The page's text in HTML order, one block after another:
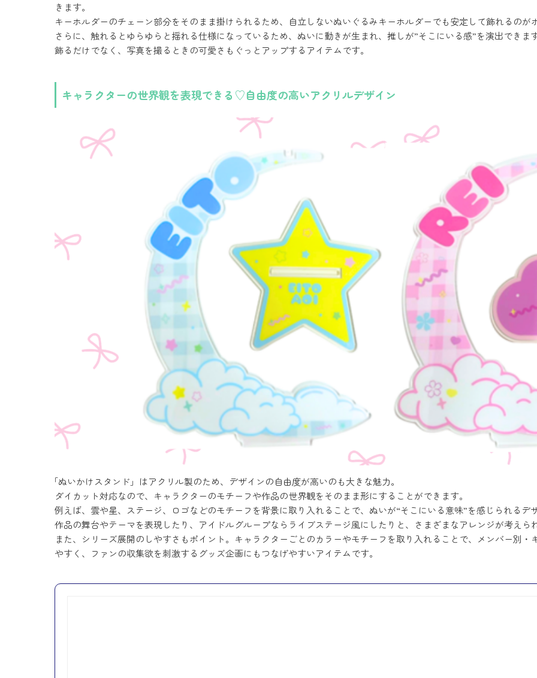
きます。
キーホルダーのチェーン部分をそのまま掛けられるため、自立しないぬいぐるみキーホルダーでも安定して飾れるのが
さらに、触れるとゆらゆらと揺れる仕様になっているため、ぬいに動きが生まれ、推しが”そこにいる感”を演出できま
飾るだけでなく、写真を撮るときの可愛さもぐっとアップするアイテムです。
キャラクターの世界観を表現できる♡自由度の高いアクリルデザイン
「ぬいかけスタンド」はアクリル製のため、デザインの自由度が高いのも大きな魅力。
ダイカット対応なので、キャラクターのモチーフや作品の世界観をそのまま形にすることができます。
例えば、雲や星、ステージ、ロゴなどのモチーフを背景に取り入れることで、ぬいが“そこにいる意味”を感じられるデ
作品の舞台やテーマを表現したり、アイドルグループならライブステージ風にしたりと、さまざまなアレンジが考えら
また、シリーズ展開のしやすさもポイント。キャラクターごとのカラーやモチーフを取り入れることで、メンバー別
やすく、ファンの収集欲を刺激するグッズ企画にもつなげやすいアイテムです。